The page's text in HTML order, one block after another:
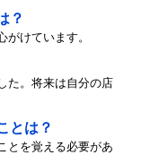
？
がけています。
た。将来は自分の店
とは？
とを覚える必要があ